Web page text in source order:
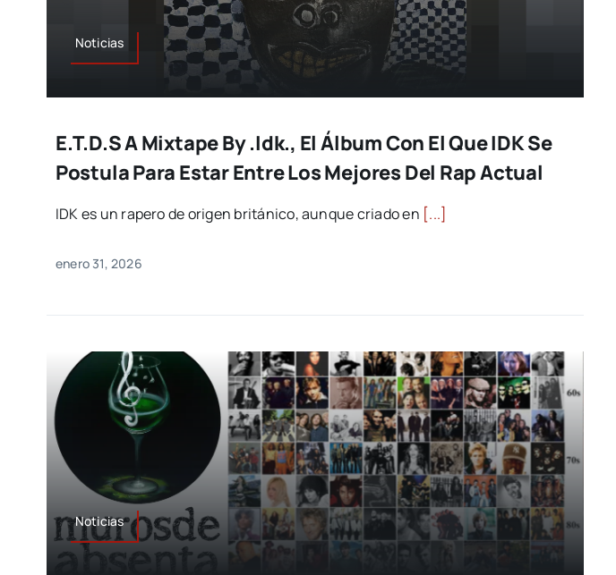
Noticias
E.t.d.s A Mixtape By .idk., El Álbum Con El Que IDK Se
Postula Para Estar Entre Los Mejores Del Rap Actual
IDK es un rapero de origen británico, aunque criado en [...]
enero 31, 2026
Noticias